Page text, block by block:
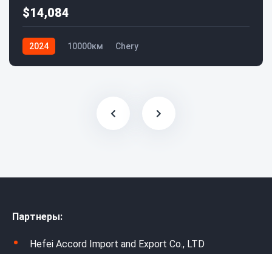
$14,084
2024 10000км Chery
Партнеры:
Hefei Accord Import and Export Co., LTD